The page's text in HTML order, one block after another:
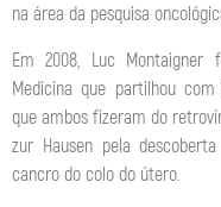
na área da pesquisa
Em 2008, Luc
Medicina que partilhou com
que ambos fizeram do
zur Hausen pela
cancro do colo do útero.